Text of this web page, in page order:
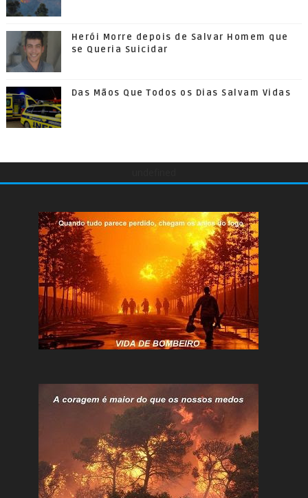
Herói Morre depois de Salvar Homem que
se Queria Suicidar
Das Mãos Que Todos os Dias Salvam Vidas